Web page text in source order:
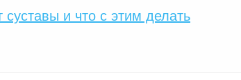
и что с этим делать